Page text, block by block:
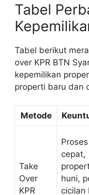
Tabel
Tabel berikut
over KPR BTN
kepemilikan
properti baru dan
Metode
Take
Over
KPR
cepat,
huni,
cicilan